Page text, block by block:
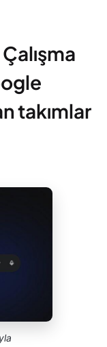
takımlar